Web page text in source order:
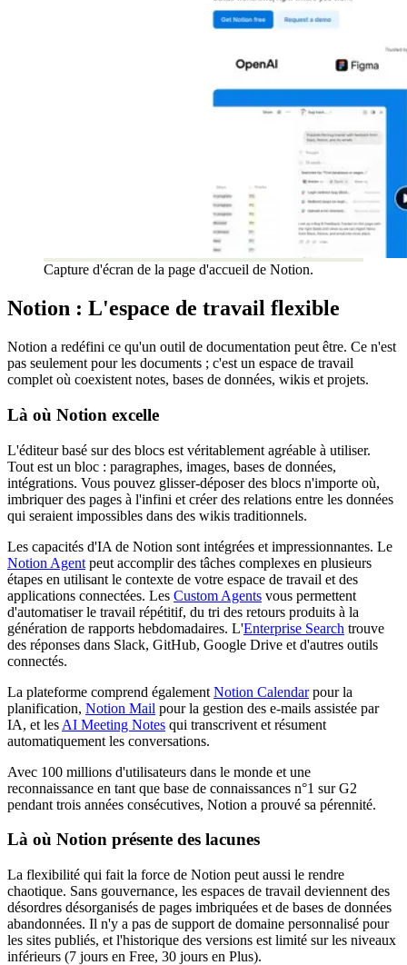
Capture d'écran de la page d'accueil de Notion.
Notion : L'espace de travail flexible
Notion a redéfini ce qu'un outil de documentation peut être. Ce n'est
pas seulement pour les documents ; c'est un espace de travail
complet où coexistent notes, bases de données, wikis et projets.
Là où Notion excelle
L'éditeur basé sur des blocs est véritablement agréable à utiliser.
Tout est un bloc : paragraphes, images, bases de données,
intégrations. Vous pouvez glisser-déposer des blocs n'importe où,
imbriquer des pages à l'infini et créer des relations entre les données
qui seraient impossibles dans des wikis traditionnels.
Les capacités d'IA de Notion sont intégrées et impressionnantes. Le
Notion Agent peut accomplir des tâches complexes en plusieurs
étapes en utilisant le contexte de votre espace de travail et des
applications connectées. Les Custom Agents vous permettent
d'automatiser le travail répétitif, du tri des retours produits à la
génération de rapports hebdomadaires. L'Enterprise Search trouve
des réponses dans Slack, GitHub, Google Drive et d'autres outils
connectés.
La plateforme comprend également Notion Calendarpour la
planification, Notion Mail pour la gestion des e-mails assistée par
IA, et les AI Meeting Notes qui transcrivent et résument
automatiquement les conversations.
Avec 100 millions d'utilisateurs dans le monde et une
reconnaissance en tant que base de connaissances n°1 sur G2
pendant trois années consécutives, Notion a prouvé sa pérennité.
Là où Notion présente des lacunes
La flexibilité qui fait la force de Notion peut aussi le rendre
chaotique. Sans gouvernance, les espaces de travail deviennent des
désordres désorganisés de pages imbriquées et de bases de données
abandonnées. Il n'y a pas de support de domaine personnalisé pour
les sites publiés, et l'historique des versions est limité sur les niveaux
inférieurs (7 jours en Free, 30 jours en Plus).